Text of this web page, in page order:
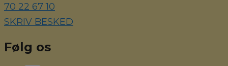
70 22 67 10
SKRIV BESKED
Følg os